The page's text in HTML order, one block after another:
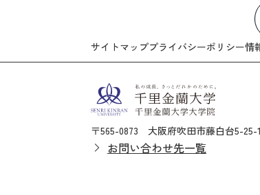
サイトマッププライバシーポリシー情
〒565-0873 大阪府吹田市藤白台5-25-1
お問い合わせ先一覧